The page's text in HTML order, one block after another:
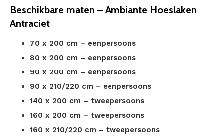
Beschikbare maten – Ambiante Hoeslaken
Antraciet
70 x 200 cm – eenpersoons
80 x 200 cm – eenpersoons
90 x 200 cm – eenpersoons
90 x 210/220 cm – eenpersoons
140 x 200 cm – tweepersoons
160 x 200 cm – tweepersoons
160 x 210/220 cm – tweepersoons